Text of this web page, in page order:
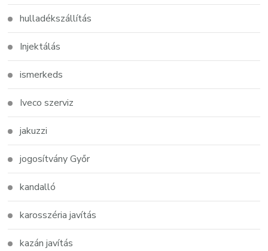
hulladékszállítás
Injektálás
ismerkeds
Iveco szerviz
jakuzzi
jogosítvány Győr
kandalló
karosszéria javítás
kazán javítás